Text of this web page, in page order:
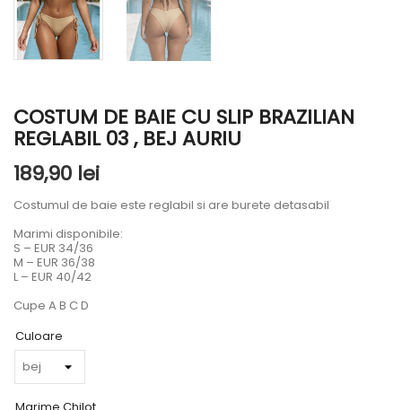
COSTUM DE BAIE CU SLIP BRAZILIAN
REGLABIL 03 , BEJ AURIU
189,90 lei
Costumul de baie este reglabil si are burete detasabil
Marimi disponibile:
S – EUR 34/36
M – EUR 36/38
L – EUR 40/42
Cupe A B C D
Culoare